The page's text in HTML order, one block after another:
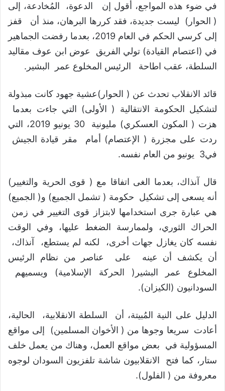
في ضوء هذه المواجع، أقول إن الدعوة، المُخادعة، إلى
( الحوار) ليست جديدة، فقد كررها البرهان، منذ أن قفز
إلى كرسي الحكم في العام 2019، بعدما رفضت الجماهير
في (اعتصام القيادة) تولي الفريق عوض ابن عوف مقاليد
السلطة، عقب اطاحة الرئيس المخلوع عمر البشير.
قائد الانقلاب تحدث عن ( الحوار)عشية جهود كانت مبذولة
لتشكيل الحكومة الانتقالية ( الأولى) التي جاءت بعدما
هزت ( المكون العسكري) مليونية 30 يونيو 2019، التي
ردت على مجزرة ( الإعتصام) أمام مقر قيادة الجيش
في3 يونيو من العام نفسه.
قال آنذاك، بعدما الغى اتفاقا مع ( قوى الحرية والتغيير)
أنه يسعى إلى تشكيل حكومة ( تشمل الجميع) و( الجميع)
هي عبارة جرى استخدامها لابتزاز قوى التغيير في زمن
الحراك الثوري، ولممارسة الضغط عليها، وفي الوقت
نفسه كان يغازل جهات أخرى، لكنه لم يستطع، آنذاك،
أن يكشف أن عينه على عناصر من نظام الرئيس
المخلوع عمر البشير( الحركة الإسلامية) ويسميهم
السودانيون (الكيزان).
الدليل على النية المُبيتة، أن السلطة الانقلابية، الحالية،
أعادت سريعا وجوها من ( الأخوان المسلمين) إلى مواقع
المسؤولية في بعض مواقع العمل، وهناك من يعمل خلف
ستار، كما فتح الانقلابيون شاشة تلفزيون السودان لوجوه
معروفة من ( الفلول).